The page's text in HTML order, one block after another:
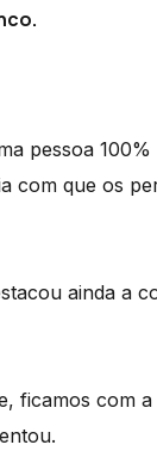
pessoa
com que os
ainda a
ficamos com